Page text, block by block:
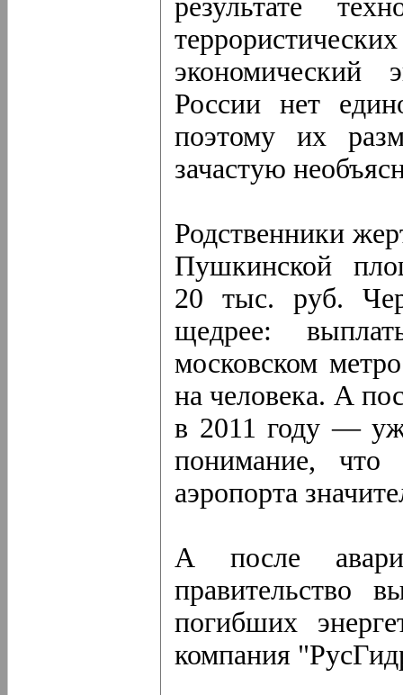
результате
экономический
России нет
поэтому их
зачастую
Родственники
Пушкинской
20 тыс. руб.
щедрее:
московском
на человека. А
в 2011 году —
понимание, что
аэропорта
А после
правительство
погибших
компания